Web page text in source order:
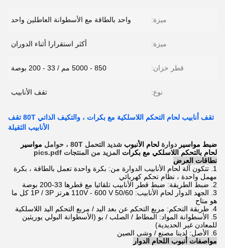
ميزة: واحد بالطاقة مع الأسطوانة العاطلين واحد
ميزة: أكثر استقرارا أثناء الدوران
قطر خزان: 850 - 5000 مم / 33 - 200 بوصة
نوع: تقف الأنابيب
تقف أنابيب لحام التحكم اللاسلكية مع بكرات ، والتكيف الذاتي 80T تقف
الأنابيب الثقيلة
ضبط مواسير دوارة لحام الأنبوب شديد التحمل 80T ، حوامل
مواسير
لحام بالتحكم اللاسلكي مع بكرات المزيد من المنتجات pics.pdf
نطاقات العرض
1. تتكون آلة لحام الأنابيب الدوارة من: بكرة واحدة تعمل بالطاقة ، بكرة
مهمل واحدة ، نظام تحكم كهربائي
2. ضبط الطريقة: ضبط قطر الأنابيب تلقائيا مع قطرها 33-200 بوصة
3. الجهد الدوار لحام الأنابيب: 110V - 600 V 50/60 هرتز 1P / 3P كل ما
هو متاح
4. طريقة التحكم: مربع التحكم عن بعد اليد / مربع التحكم اليد اللاسلكية
5. الأسطوانة المواد: المطاط / الصلب / بو (الأسطوانة البولي يوريثين
للمعادن غير الحديدية)
6. الأصل: لدينا مصنع / وشى الصين
مواصفات أنبوب اللحام الدوار